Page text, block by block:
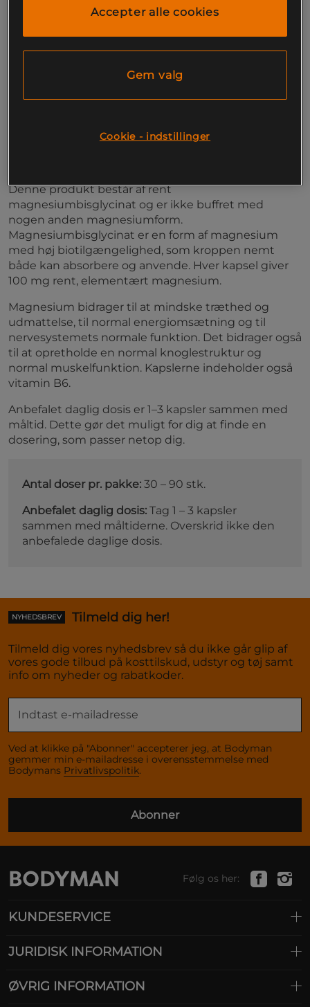
mg elementært magnesium per kapsel. Produktet
være buffret med andre magnesiumformer.
Magnesium bidrager blandt andet til at mindske
træthed og udmattelse samt til normal
energiomsætning og nervesystemets normale
funktion.
100 mg elementært magnesium per kapsel
Denne produkt består af rent
magnesiumbisglycinat og er ikke buffret med
nogen anden magnesiumform.
Magnesiumbisglycinat er en form af magnesium
med høj biotilgængelighed, som kroppen nemt
både kan absorbere og anvende. Hver kapsel giver
100 mg rent, elementært magnesium.
Magnesium bidrager til at mindske træthed og
udmattelse, til normal energiomsætning og til
nervesystemets normale funktion. Det bidrager også
til at opretholde en normal knoglestruktur og
normal muskelfunktion. Kapslerne indeholder også
vitamin B6.
Anbefalet daglig dosis er 1–3 kapsler sammen med
måltid. Dette gør det muligt for dig at finde en
dosering, som passer netop dig.
Antal doser pr. pakke: 30 – 90 stk.
Anbefalet daglig dosis: Tag 1 – 3 kapsler
sammen med måltiderne. Overskrid ikke den
anbefalede daglige dosis.
NYHEDSBREV Tilmeld dig her!
Tilmeld dig vores nyhedsbrev så du ikke går glip af
vores gode tilbud på kosttilskud, udstyr og tøj samt
info om nyheder og rabatkoder.
Ved at klikke på "Abonner" accepterer jeg, at Bodyman
gemmer min e-mailadresse i overensstemmelse med
Bodymans Privatlivspolitik.
Abonner
Følg os her:
KUNDESERVICE
JURIDISK INFORMATION
ØVRIG INFORMATION
Accepter alle cookies
Gem valg
Cookie - indstillinger